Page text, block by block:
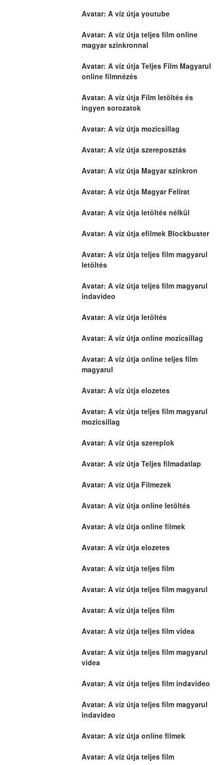
Avatar: A víz útja youtube
Avatar: A víz útja teljes film online
magyar szinkronnal
Avatar: A víz útja Teljes Film Magyarul
online filmnézés
Avatar: A víz útja Film letöltés és
ingyen sorozatok
Avatar: A víz útja mozicsillag
Avatar: A víz útja szereposztás
Avatar: A víz útja Magyar szinkron
Avatar: A víz útja Magyar Felirat
Avatar: A víz útja letöltés nélkül
Avatar: A víz útja efilmek Blockbuster
Avatar: A víz útja teljes film magyarul
letöltés
Avatar: A víz útja teljes film magyarul
indavideo
Avatar: A víz útja letöltés
Avatar: A víz útja online mozicsillag
Avatar: A víz útja online teljes film
magyarul
Avatar: A víz útja elozetes
Avatar: A víz útja teljes film magyarul
mozicsillag
Avatar: A víz útja szereplok
Avatar: A víz útja Teljes filmadatlap
Avatar: A víz útja Filmezek
Avatar: A víz útja online letöltés
Avatar: A víz útja online filmek
Avatar: A víz útja elozetes
Avatar: A víz útja teljes film
Avatar: A víz útja teljes film magyarul
Avatar: A víz útja teljes film
Avatar: A víz útja teljes film videa
Avatar: A víz útja teljes film magyarul
videa
Avatar: A víz útja teljes film indavideo
Avatar: A víz útja teljes film magyarul
indavideo
Avatar: A víz útja online filmek
Avatar: A víz útja teljes film